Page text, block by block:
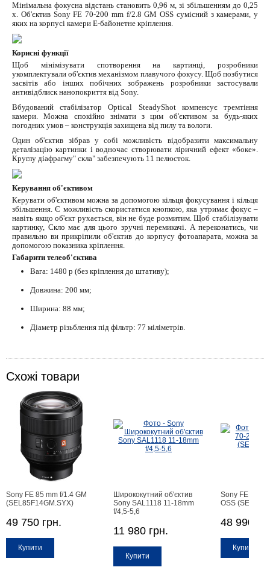
Мінімальна фокусна відстань становить 0,96 м, зі збільшенням до 0,25
х. Об'єктив Sony FE 70-200 mm f/2.8 GM OSS сумісний з камерами, у
яких на корпусі камери Е-байонетне кріплення.
Корисні функції
Щоб мінімізувати спотворення на картинці, розробники
укомплектували об'єктив механізмом плавучого фокусу. Щоб позбутися
засвітів або інших побічних зображень розробники застосували
антивідблиск нанопокриття від Sony.
Вбудований стабілізатор Optical SteadyShot компенсує тремтіння
камери. Можна спокійно знімати з цим об'єктивом за будь-яких
погодних умов – конструкція захищена від пилу та вологи.
Один об'єктив зібрав у собі можливість відобразити максимальну
деталізацію картинки і водночас створювати ліричний ефект «боке».
Круглу діафрагму" скла" забезпечують 11 пелюсток.
Керування об'єктивом
Керувати об'єктивом можна за допомогою кільця фокусування і кільця
збільшення. Є можливість скористатися кнопкою, яка утримає фокус –
навіть якщо об'єкт рухається, він не буде розмитим. Щоб стабілізувати
картинку, Скло має для цього зручні перемикачі. А переконатись, чи
правильно ви прикріпили об'єктив до корпусу фотоапарата, можна за
допомогою показника кріплення.
Габарити телеоб'єктива
Вага: 1480 р (без кріплення до штативу);
Довжина: 200 мм;
Ширина: 88 мм;
Діаметр різьблення під фільтр: 77 міліметрів.
Схожі товари
Sony FE 85 mm f/1.4 GM
(SEL85F14GM.SYX)
49 750 грн.
Купити
Ширококутний об'єктив
Sony SAL1118 11-18mm
f/4,5-5,6
11 980 грн.
Купити
Sony FE 70-
OSS
48 990
Купити